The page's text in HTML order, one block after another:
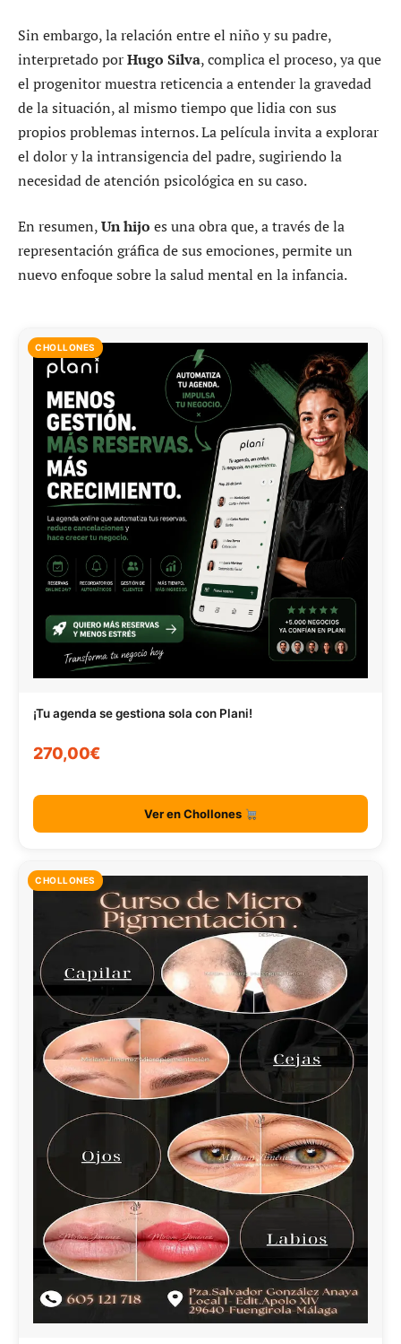
Sin embargo, la relación entre el niño y su padre,
interpretado porHugo Silva, complica el proceso, ya que
el progenitor muestra reticencia a entender la gravedad
de la situación, al mismo tiempo que lidia con sus
propios problemas internos. La película invita a explorar
el dolor y la intransigencia del padre, sugiriendo la
necesidad de atención psicológica en su caso.
En resumen,Un hijo es una obra que, a través de la
representación gráfica de sus emociones, permite un
nuevo enfoque sobre la salud mental en la infancia.
CHOLLONES
¡Tu agenda se gestiona sola con Plani!
270,00€
Ver en Chollones
CHOLLONES